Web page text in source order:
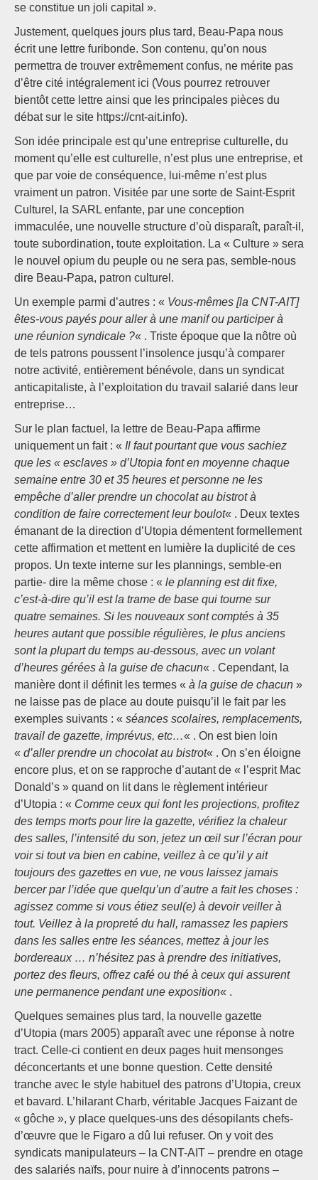
se constitue un joli capital ».
Justement, quelques jours plus tard, Beau-Papa nous
écrit une lettre furibonde. Son contenu, qu’on nous
permettra de trouver extrêmement confus, ne mérite pas
d’être cité intégralement ici (Vous pourrez retrouver
bientôt cette lettre ainsi que les principales pièces du
débat sur le site https://cnt-ait.info).
Son idée principale est qu’une entreprise culturelle, du
moment qu’elle est culturelle, n’est plus une entreprise, et
que par voie de conséquence, lui-même n’est plus
vraiment un patron. Visitée par une sorte de Saint-Esprit
Culturel, la SARL enfante, par une conception
immaculée, une nouvelle structure d’où disparaît, paraît-il,
toute subordination, toute exploitation. La « Culture » sera
le nouvel opium du peuple ou ne sera pas, semble-nous
dire Beau-Papa, patron culturel.
Un exemple parmi d’autres : « Vous-mêmes [la CNT-AIT]
êtes-vous payés pour aller à une manif ou participer à
une réunion syndicale ?« . Triste époque que la nôtre où
de tels patrons poussent l’insolence jusqu’à comparer
notre activité, entièrement bénévole, dans un syndicat
anticapitaliste, à l’exploitation du travail salarié dans leur
entreprise…
Sur le plan factuel, la lettre de Beau-Papa affirme
uniquement un fait : « Il faut pourtant que vous sachiez
que les « esclaves » d’Utopia font en moyenne chaque
semaine entre 30 et 35 heures et personne ne les
empêche d’aller prendre un chocolat au bistrot à
condition de faire correctement leur boulot« . Deux textes
émanant de la direction d’Utopia démentent formellement
cette affirmation et mettent en lumière la duplicité de ces
propos. Un texte interne sur les plannings, semble-en
partie- dire la même chose : « le planning est dit fixe,
c’est-à-dire qu’il est la trame de base qui tourne sur
quatre semaines. Si les nouveaux sont comptés à 35
heures autant que possible régulières, le plus anciens
sont la plupart du temps au-dessous, avec un volant
d’heures gérées à la guise de chacun« . Cependant, la
manière dont il définit les termes « à la guise de chacun »
ne laisse pas de place au doute puisqu’il le fait par les
exemples suivants : « séances scolaires, remplacements,
travail de gazette, imprévus, etc…« . On est bien loin
« d’aller prendre un chocolat au bistrot« . On s’en éloigne
encore plus, et on se rapproche d’autant de « l’esprit Mac
Donald’s » quand on lit dans le règlement intérieur
d’Utopia : « Comme ceux qui font les projections, profitez
des temps morts pour lire la gazette, vérifiez la chaleur
des salles, l’intensité du son, jetez un œil sur l’écran pour
voir si tout va bien en cabine, veillez à ce qu’il y ait
toujours des gazettes en vue, ne vous laissez jamais
bercer par l’idée que quelqu’un d’autre a fait les choses :
agissez comme si vous étiez seul(e) à devoir veiller à
tout. Veillez à la propreté du hall, ramassez les papiers
dans les salles entre les séances, mettez à jour les
bordereaux … n’hésitez pas à prendre des initiatives,
portez des fleurs, offrez café ou thé à ceux qui assurent
une permanence pendant une exposition« .
Quelques semaines plus tard, la nouvelle gazette
d’Utopia (mars 2005) apparaît avec une réponse à notre
tract. Celle-ci contient en deux pages huit mensonges
déconcertants et une bonne question. Cette densité
tranche avec le style habituel des patrons d’Utopia, creux
et bavard. L’hilarant Charb, véritable Jacques Faizant de
« gôche », y place quelques-uns des désopilants chefs-
d’œuvre que le Figaro a dû lui refuser. On y voit des
syndicats manipulateurs – la CNT-AIT – prendre en otage
des salariés naïfs, pour nuire à d’innocents patrons –